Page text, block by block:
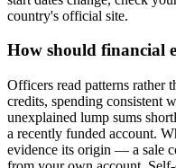
country's official site.
How should financial
Officers read patterns rather
credits, spending consistent
unexplained lump sums
a recently funded account.
evidence its origin — a sale